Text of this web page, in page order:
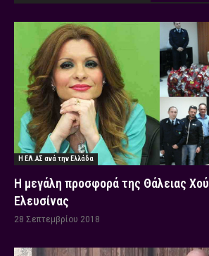
Η ΕΛ.ΑΣ ανά την Ελλάδα
Η μεγάλη προσφορά της Θάλειας
Ελευσίνας
28 Σεπτεμβρίου 2018